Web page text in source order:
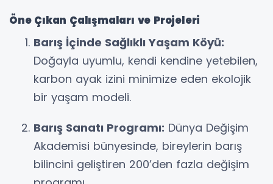
Öne Çıkan Çalışmaları ve Projeleri
Barış İçinde Sağlıklı Yaşam Köyü:
Doğayla uyumlu, kendi kendine yetebilen,
karbon ayak izini minimize eden ekolojik
bir yaşam modeli.
Barış Sanatı Programı: Dünya Değişim
Akademisi bünyesinde, bireylerin barış
bilincini geliştiren 200’den fazla değişim